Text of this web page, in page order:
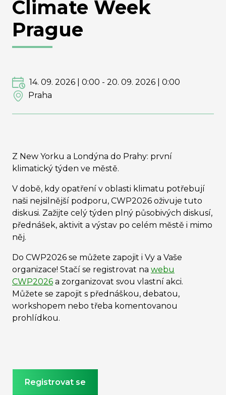
Climate Week
Prague
14. 09. 2026 | 0:00 - 20. 09. 2026 | 0:00
Praha
Z New Yorku a Londýna do Prahy: první
klimatický týden ve městě.
V době, kdy opatření v oblasti klimatu potřebují
naši nejsilnější podporu, CWP2026 oživuje tuto
diskusi. Zažijte celý týden plný působivých diskusí,
přednášek, aktivit a výstav po celém městě i mimo
něj.
Do CWP2026 se můžete zapojit i Vy a Vaše
organizace! Stačí se registrovat na webu
CWP2026 a zorganizovat svou vlastní akci.
Můžete se zapojit s přednáškou, debatou,
workshopem nebo třeba komentovanou
prohlídkou.
Registrovat se